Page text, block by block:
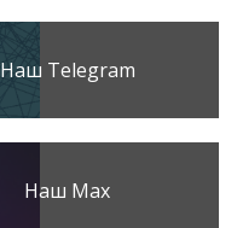
Наш Telegram
Наш Max